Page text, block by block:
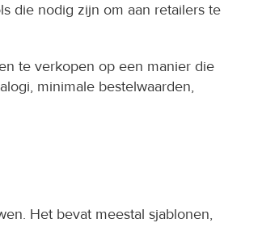
die nodig zijn om aan retailers te
te verkopen op een manier die
minimale bestelwaarden,
Het bevat meestal sjablonen,